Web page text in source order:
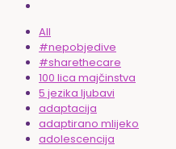
All
#nepobjedive
#sharethecare
100 lica majčinstva
5 jezika ljubavi
adaptacija
adaptirano mlijeko
adolescencija